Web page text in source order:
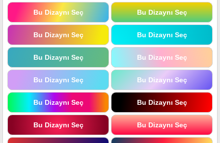
Bu Dizaynı Seç Bu Dizaynı Seç
Bu Dizaynı Seç Bu Dizaynı Seç
Bu Dizaynı Seç Bu Dizaynı Seç
Bu Dizaynı Seç Bu Dizaynı Seç
Bu Dizaynı Seç Bu Dizaynı Seç
Bu Dizaynı Seç Bu Dizaynı Seç